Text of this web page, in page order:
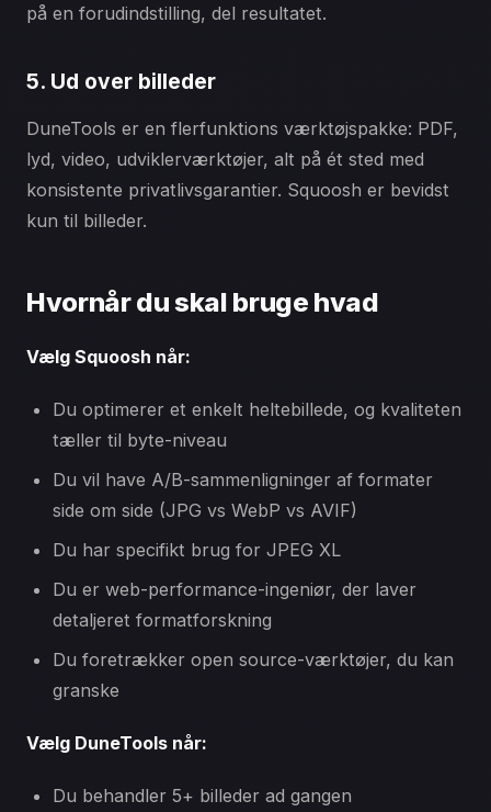
på en forudindstilling, del resultatet.
5. Ud over billeder
DuneTools er en flerfunktions værktøjspakke: PDF,
lyd, video, udviklerværktøjer, alt på ét sted med
konsistente privatlivsgarantier. Squoosh er bevidst
kun til billeder.
Hvornår du skal bruge hvad
Vælg Squoosh når:
Du optimerer et enkelt heltebillede, og kvaliteten
tæller til byte-niveau
Du vil have A/B-sammenligninger af formater
side om side (JPG vs WebP vs AVIF)
Du har specifikt brug for JPEG XL
Du er web-performance-ingeniør, der laver
detaljeret formatforskning
Du foretrækker open source-værktøjer, du kan
granske
Vælg DuneTools når:
Du behandler 5+ billeder ad gangen